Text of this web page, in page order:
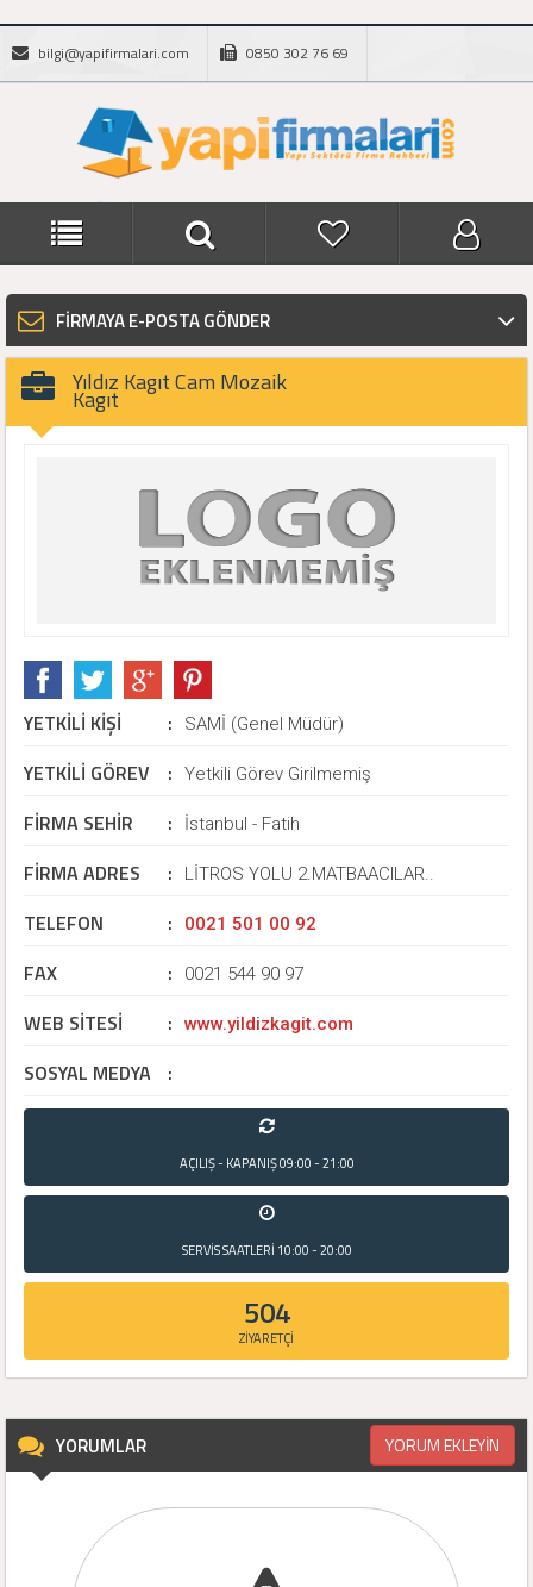
bilgi@yapifirmalari.com 0850 302 76 69
FİRMAYA E-POSTA GÖNDER
Yıldız Kagıt Cam Mozaik
Kagıt
YETKİLİ KİŞİ : SAMİ (Genel Müdür)
YETKİLİ GÖREV : Yetkili Görev Girilmemiş
FİRMA SEHİR : İstanbul - Fatih
FİRMA ADRES : LİTROS YOLU 2.MATBAACILAR..
TELEFON : 0021 501 00 92
FAX : 0021 544 90 97
WEB SİTESİ : www.yildizkagit.com
SOSYAL MEDYA :
AÇILIŞ - KAPANIŞ09:00 - 21:00
SERVİS SAATLERİ 10:00 - 20:00
504
ZİYARETÇİ
YORUMLAR YORUM EKLEYİN